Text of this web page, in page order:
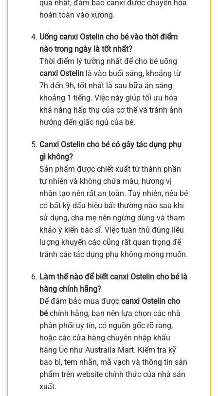
quả nhất, đảm bảo canxi được chuyển hóa
hoàn toàn vào xương.
Uống canxi Ostelin cho bé vào thời điểm
nào trong ngày là tốt nhất?
Thời điểm lý tưởng nhất để cho bé uống
canxi Ostelinlà vào buổi sáng, khoảng từ
7h đến 9h, tốt nhất là sau bữa ăn sáng
khoảng 1 tiếng. Việc này giúp tối ưu hóa
khả năng hấp thụ của cơ thể và tránh ảnh
hưởng đến giấc ngủ của bé.
Canxi Ostelin cho bé có gây tác dụng phụ
gì không?
Sản phẩm được chiết xuất từ thành phần
tự nhiên và không chứa màu, hương vị
nhân tạo nên rất an toàn. Tuy nhiên, nếu bé
có bất kỳ dấu hiệu bất thường nào sau khi
sử dụng, cha mẹ nên ngừng dùng và tham
khảo ý kiến bác sĩ. Việc tuân thủ đúng liều
lượng khuyến cáo cũng rất quan trọng để
tránh các tác dụng phụ không mong muốn.
Làm thế nào để biết canxi Ostelin cho bé là
hàng chính hãng?
Để đảm bảo mua được canxi Ostelin cho
béchính hãng, bạn nên lựa chọn các nhà
phân phối uy tín, có nguồn gốc rõ ràng,
hoặc các cửa hàng chuyên nhập khẩu
hàng Úc như Australia Mart. Kiểm tra kỹ
bao bì, tem nhãn, mã vạch và thông tin sản
phẩm trên website chính thức của nhà sản
xuất.